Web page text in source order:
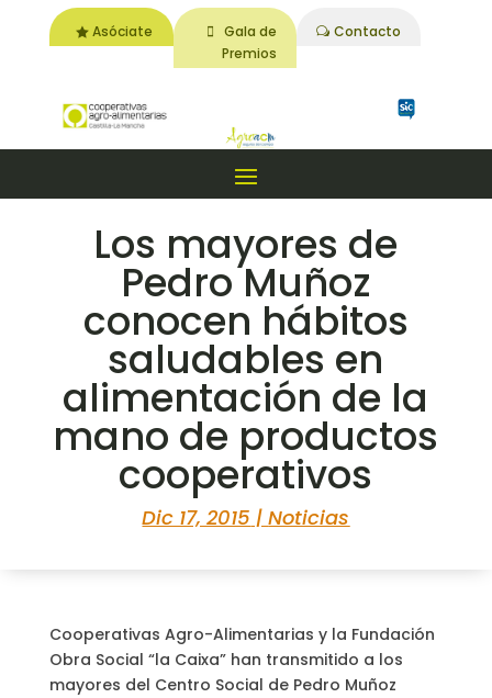
Asóciate
Gala de
Premios
Contacto
Los mayores de
Pedro Muñoz
conocen hábitos
saludables en
alimentación de la
mano de productos
cooperativos
Dic 17, 2015 |Noticias
Cooperativas Agro-Alimentarias y la Fundación
Obra Social “la Caixa” han transmitido a los
mayores del Centro Social de Pedro Muñoz